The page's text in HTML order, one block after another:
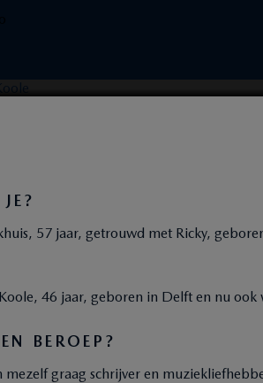
EEN CHIQUE
57 jaar, getrouwd met Ricky,
Koole, 46 jaar, geboren in Delft en nu
BEROEP?
mezelf graag schrijver en